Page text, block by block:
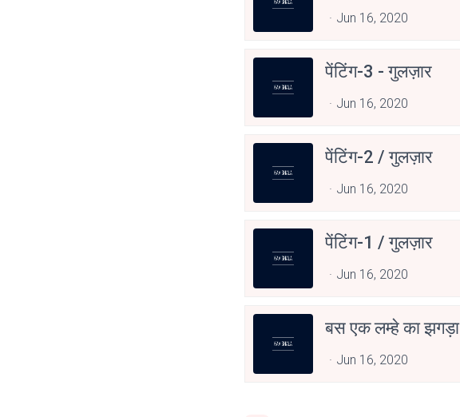
Jun 16, 2020
पेंटिंग-3 - गुलज़ार
Jun 16, 2020
पेंटिंग-2 / गुलज़ार
Jun 16, 2020
पेंटिंग-1 / गुलज़ार
Jun 16, 2020
बस एक लम्हे का
Jun 16, 2020